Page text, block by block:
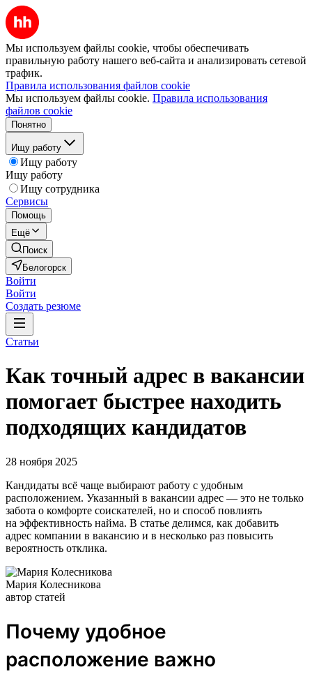
Мы используем файлы cookie, чтобы обеспечивать
правильную работу нашего веб-сайта и анализировать сетевой
трафик.
Правила использования файлов cookie
Мы используем файлы cookie. Правила использования
файлов cookie
Понятно
Ищу работу
Ищу работу
Ищу работу
Ищу сотрудника
Сервисы
Помощь
Ещё
Поиск
Белогорск
Войти
Войти
Создать резюме
Статьи
Как точный адрес в вакансии
помогает быстрее находить
подходящих кандидатов
28 ноября 2025
Кандидаты всё чаще выбирают работу с удобным
расположением. Указанный в вакансии адрес — это не только
забота о комфорте соискателей, но и способ повлиять
на эффективность найма. В статье делимся, как добавить
адрес компании в вакансию и в несколько раз повысить
вероятность отклика.
Мария Колесникова
автор статей
Почему удобное
расположение важно